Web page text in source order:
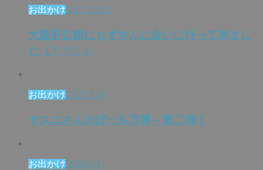
お出かけ 2017.12.23
大阪府公館にもずやんに会いに行って来まし
た（＾＾）♪/
お出かけ 2025.7.10
ヤスコさんのぼっち万博～第二弾！
お出かけ 2020.3.21